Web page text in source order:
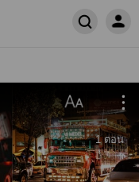
1 ตอน